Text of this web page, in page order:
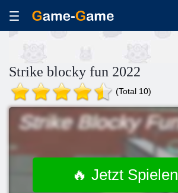
Strike blocky fun 2022
(Total 10)
🔥 Jetzt Spielen